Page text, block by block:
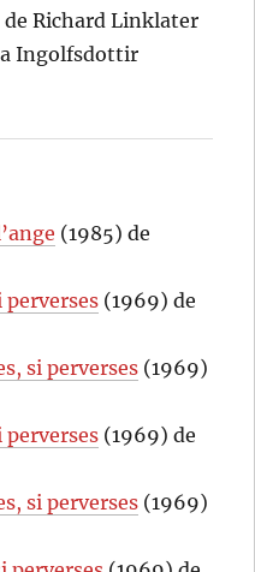
Richard Linklater
Ingolfsdottir
(1985) de
perverses (1969) de
si perverses (1969)
perverses (1969) de
si perverses (1969)